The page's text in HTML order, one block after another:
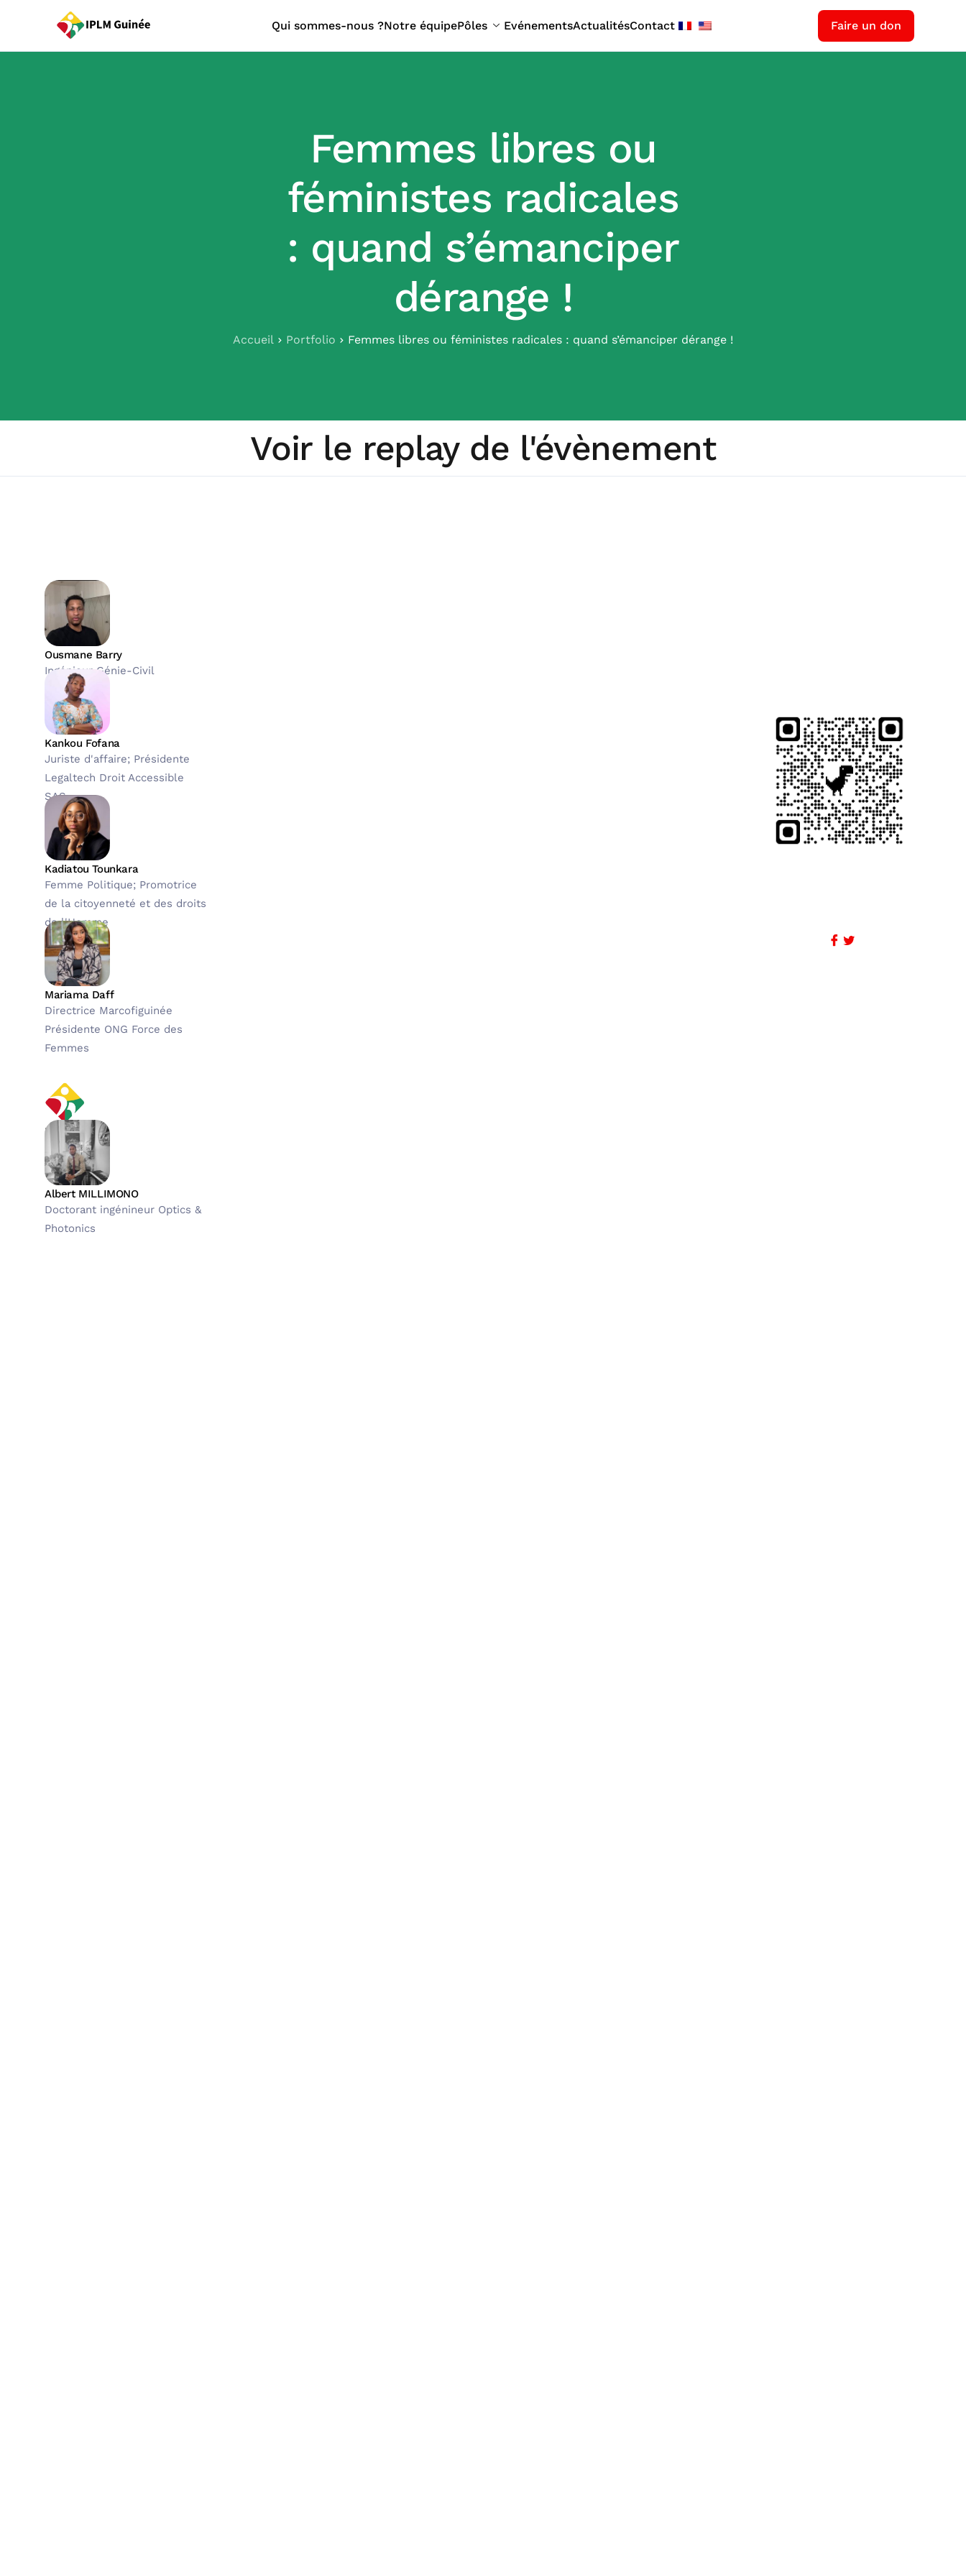
Qui sommes-nous ?Notre équipePôles EvénementsActualitésContact Faire un don
Femmes libres ou
féministes radicales
: quand s’émanciper
dérange !
Accueil Portfolio Femmes libres ou féministes radicales : quand s’émanciper dérange !
Voir le replay de l'évènement
Ousmane Barry
Ingénieur Génie-Civil
Kankou Fofana
Juriste d'affaire; Présidente
Legaltech Droit Accessible
SAS
Kadiatou Tounkara
Femme Politique; Promotrice
de la citoyenneté et des droits
de l'Homme
Mariama Daff
Directrice Marcofiguinée
Présidente ONG Force des
Femmes
IPLM Guinée
Albert MILLIMONO
Doctorant ingénineur Optics &
Photonics